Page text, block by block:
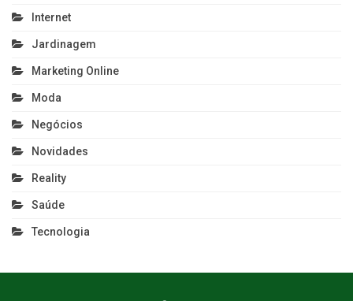
Internet
Jardinagem
Marketing Online
Moda
Negócios
Novidades
Reality
Saúde
Tecnologia